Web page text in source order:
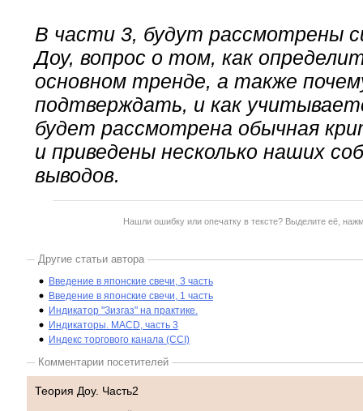
В части 3, будут рассмотрены
Доу, вопрос о том, как
основном тренде, а также
подтверждать, и как
будет рассмотрена обычная
и приведены несколько наших
выводов.
Нашли ошибку или опечатку в тексте? Выделите её,
Другие статьи автора
Введение в японские свечи, 3 часть
Введение в японские свечи, 1 часть
Индикатор "Зизгаз" на практике.
Индикаторы. MACD, часть 3
Индекс торгового канала (CCI)
Комментарии посетителей
Теория Доу. Часть2